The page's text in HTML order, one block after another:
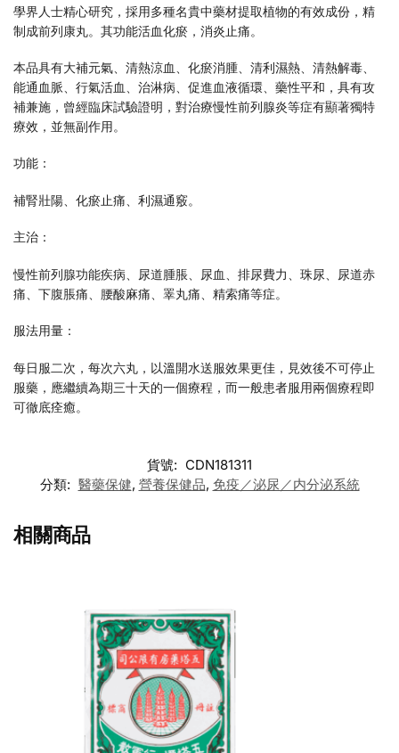
學界人士精心研究，採用多種名貴中藥材提取植物的有效成份，精
制成前列康丸。其功能活血化瘀，消炎止痛。
本品具有大補元氣、清熱涼血、化瘀消腫、清利濕熱、清熱解毒、
能通血脈、行氣活血、治淋病、促進血液循環、藥性平和，具有攻
補兼施，曾經臨床試驗證明，對治療慢性前列腺炎等症有顯著獨特
療效，並無副作用。
功能：
補腎壯陽、化瘀止痛、利濕通竅。
主治：
慢性前列腺功能疾病、尿道腫脹、尿血、排尿費力、珠尿、尿道赤
痛、下腹脹痛、腰酸麻痛、睪丸痛、精索痛等症。
服法用量：
每日服二次，每次六丸，以溫開水送服效果更佳，見效後不可停止
服藥，應繼續為期三十天的一個療程，而一般患者服用兩個療程即
可徹底痊癒。
貨號: CDN181311
分類: 醫藥保健, 營養保健品, 免疫／泌尿／内分泌系統
相關商品